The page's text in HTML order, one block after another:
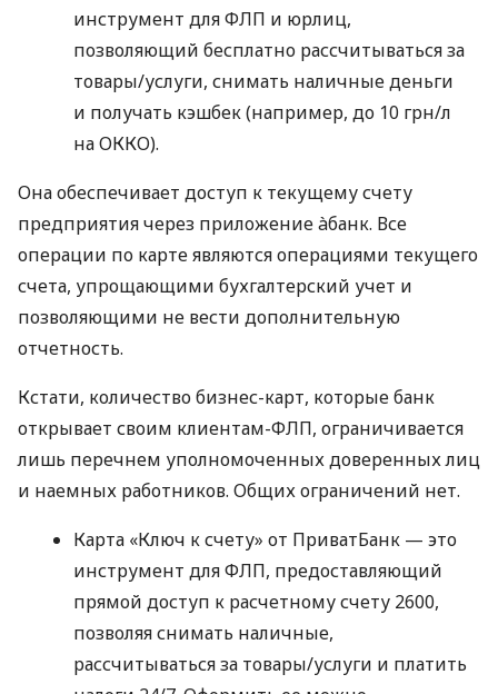
инструмент для ФЛП и юрлиц,
позволяющий бесплатно рассчитываться за
товары/услуги, снимать наличные деньги
и получать кэшбек (например, до 10 грн/л
на ОККО).
Она обеспечивает доступ к текущему счету
предприятия через приложение àбанк. Все
операции по карте являются операциями текущего
счета, упрощающими бухгалтерский учет и
позволяющими не вести дополнительную
отчетность.
Кстати, количество бизнес-карт, которые банк
открывает своим клиентам-ФЛП, ограничивается
лишь перечнем уполномоченных доверенных лиц
и наемных работников. Общих ограничений нет.
Карта «Ключ к счету» от ПриватБанк — это
инструмент для ФЛП, предоставляющий
прямой доступ к расчетному счету 2600,
позволяя снимать наличные,
рассчитываться за товары/услуги и платить